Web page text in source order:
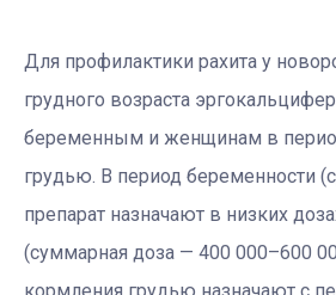
Для профилактики рахита у
грудного возраста
беременным и женщинам в
грудью. В период беременности
препарат назначают в низких
(суммарная доза — 400 000–600
кормления грудью назначают с